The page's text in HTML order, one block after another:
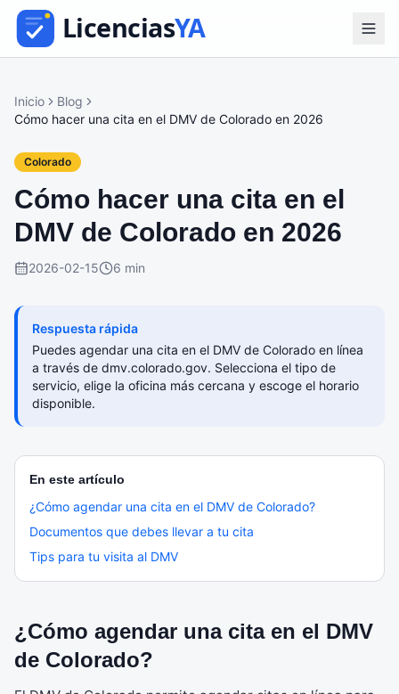
Inicio
Blog
Cómo hacer una cita en el DMV de Colorado en 2026
Colorado
Cómo hacer una cita en el
DMV de Colorado en 2026
2026-02-15 6 min
Respuesta rápida
Puedes agendar una cita en el DMV de Colorado en línea
a través de dmv.colorado.gov. Selecciona el tipo de
servicio, elige la oficina más cercana y escoge el horario
disponible.
En este artículo
¿Cómo agendar una cita en el DMV de Colorado?
Documentos que debes llevar a tu cita
Tips para tu visita al DMV
¿Cómo agendar una cita en el DMV
de Colorado?